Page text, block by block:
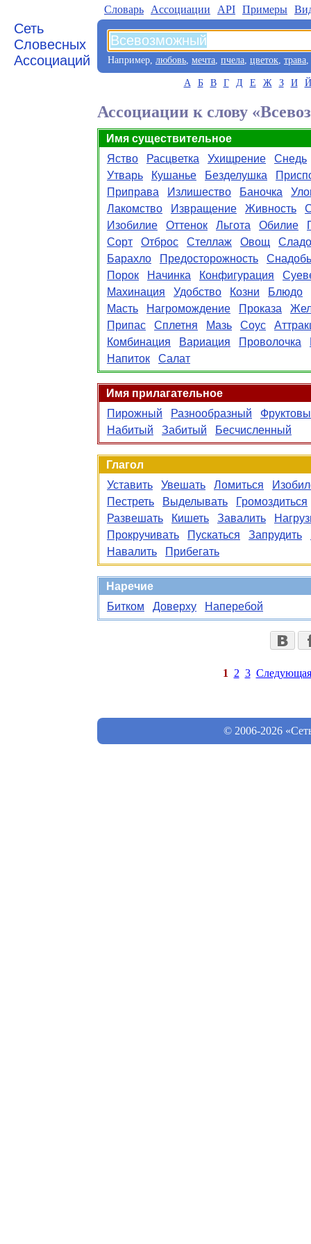
Сеть
Словесных
Ассоциаций
Словарь Aссоциации API Примеры
Например, любовь, мечта, пчела, цветок, трава,
А Б В Г Д Е Ж З И Й
Ассоциации к слову
Имя существительное
Яство
Расцветка Ухищрение
Снедь
Утварь
Кушанье Безделушка
Приправа
Излишество Баночка
Лакомство
Извращение Живность
Изобилие
Оттенок Льгота Обилие
Сорт
Отброс Стеллаж Овощ
Барахло
Предосторожность
Порок
Начинка Конфигурация
Махинация
Удобство Козни
Блюдо
Масть
Нагромождение Проказа
Припас
Сплетня Мазь Соус
Комбинация
Вариация Проволочка
Напиток
Салат
Имя прилагательное
Пирожный
Разнообразный
Набитый
Забитый Бесчисленный
Глагол
Уставить
Увешать Ломиться
Пестреть
Выделывать
Громоздиться
Развешать
Кишеть Завалить
Прокручивать
Пускаться Запрудить
Навалить
Прибегать
Наречие
Битком
Доверху Наперебой
1 2 3 Следующая
© 2006-2026